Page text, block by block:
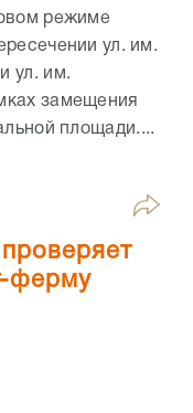
режиме
ул. им.
ул. им.
замещения
площади....
ферму